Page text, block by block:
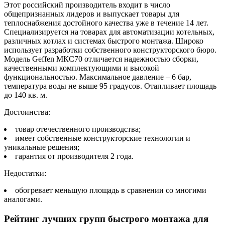
Этот российский производитель входит в число
общепризнанных лидеров и выпускает товары для
теплоснабжения достойного качества уже в течение 14 лет.
Специализируется на товарах для автоматизации котельных,
различных котлах и системах быстрого монтажа. Широко
использует разработки собственного конструкторского бюро.
Модель Geffen МКС70 отличается надежностью сборки,
качественными комплектующими и высокой
функциональностью. Максимальное давление – 6 бар,
температура воды не выше 95 градусов. Отапливает площадь
до 140 кв. м.
Достоинства:
товар отечественного производства;
имеет собственные конструкторские технологии и
уникальные решения;
гарантия от производителя 2 года.
Недостатки:
обогревает меньшую площадь в сравнении со многими
аналогами.
Рейтинг лучших групп быстрого монтажа для